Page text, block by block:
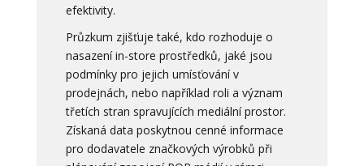
efektivity.
Průzkum zjišťuje také, kdo rozhoduje o
nasazení in-store prostředků, jaké jsou
podmínky pro jejich umísťování v
prodejnách, nebo například roli a význam
třetích stran spravujících mediální prostor.
Získaná data poskytnou cenné informace
pro dodavatele značkových výrobků při